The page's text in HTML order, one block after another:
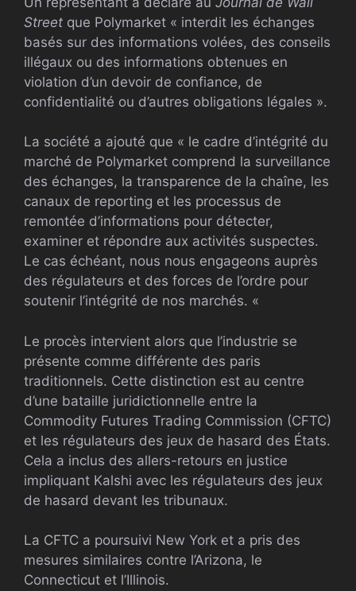
Street que Polymarket « interdit les échanges
basés sur des informations volées, des conseils
illégaux ou des informations obtenues en
violation d’un devoir de confiance, de
confidentialité ou d’autres obligations légales ».
La société a ajouté que « le cadre d’intégrité du
marché de Polymarket comprend la surveillance
des échanges, la transparence de la chaîne, les
canaux de reporting et les processus de
remontée d’informations pour détecter,
examiner et répondre aux activités suspectes.
Le cas échéant, nous nous engageons auprès
des régulateurs et des forces de l’ordre pour
soutenir l’intégrité de nos marchés. «
Le procès intervient alors que l’industrie se
présente comme différente des paris
traditionnels. Cette distinction est au centre
d’une bataille juridictionnelle entre la
Commodity Futures Trading Commission (CFTC)
et les régulateurs des jeux de hasard des États.
Cela a inclus des allers-retours en justice
impliquant Kalshi avec les régulateurs des jeux
de hasard devant les tribunaux.
La CFTC a poursuivi New York et a pris des
mesures similaires contre l’Arizona, le
Connecticut et l’Illinois.